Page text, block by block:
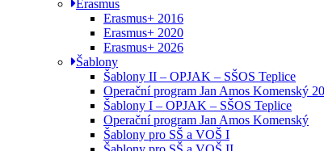
Erasmus
Erasmus+ 2016
Erasmus+ 2020
Erasmus+ 2026
Šablony
Šablony II – OPJAK – SŠOS Teplice
Operační program Jan Amos Komenský
Šablony I – OPJAK – SŠOS Teplice
Operační program Jan Amos Komenský
Šablony pro SŠ a VOŠ I